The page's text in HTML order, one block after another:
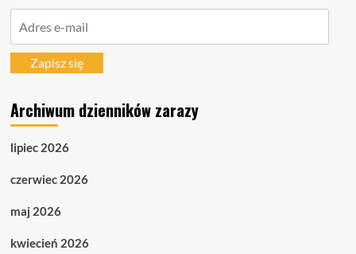
mailZapisz się
Archiwum dzienników zarazy
lipiec 2026
czerwiec 2026
maj 2026
kwiecień 2026